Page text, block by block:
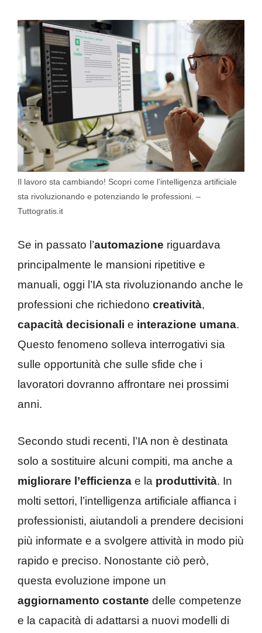
Il lavoro sta cambiando! Scopri come l’intelligenza artificiale
sta rivoluzionando e potenziando le professioni. –
Tuttogratis.it
Se in passato l’automazione riguardava
principalmente le mansioni ripetitive e
manuali, oggi l’IA sta rivoluzionando anche le
professioni che richiedono creatività,
capacità decisionali e interazione umana.
Questo fenomeno solleva interrogativi sia
sulle opportunità che sulle sfide che i
lavoratori dovranno affrontare nei prossimi
anni.
Secondo studi recenti, l’IA non è destinata
solo a sostituire alcuni compiti, ma anche a
migliorare l’efficienza e la produttività. In
molti settori, l’intelligenza artificiale affianca i
professionisti, aiutandoli a prendere decisioni
più informate e a svolgere attività in modo più
rapido e preciso. Nonostante ciò però,
questa evoluzione impone un
aggiornamento costante delle competenze
e la capacità di adattarsi a nuovi modelli di